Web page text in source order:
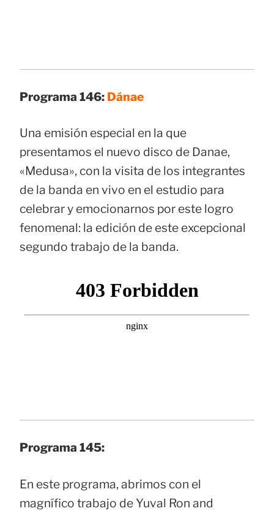
Programa 146: Dánae
Una emisión especial en la que
presentamos el nuevo disco de Danae,
«Medusa», con la visita de los integrantes
de la banda en vivo en el estudio para
celebrar y emocionarnos por este logro
fenomenal: la edición de este excepcional
segundo trabajo de la banda.
Programa 145:
En este programa, abrimos con el
magnífico trabajo de Yuval Ron and